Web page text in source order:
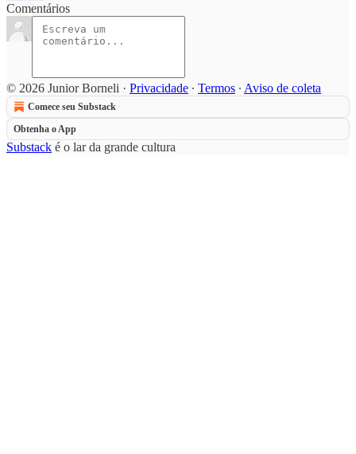
Comentários
© 2026 Junior Borneli · Privacidade ∙ Termos ∙ Aviso de coleta
Comece seu Substack
Obtenha o App
Substack é o lar da grande cultura